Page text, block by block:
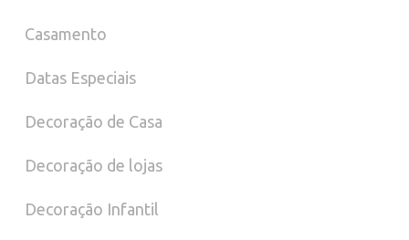
Casamento
Datas Especiais
Decoração de Casa
Decoração de lojas
Decoração Infantil